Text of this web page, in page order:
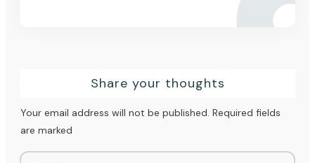
Share your thoughts
Your email address will not be published. Required fields
are marked